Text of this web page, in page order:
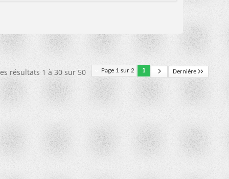
Page 1 sur 2 1 Dernière
résultats 1 à 30 sur 50